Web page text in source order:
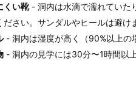
くい靴- 洞内は水滴で濡れていた
ださい。サンダルやヒールは避け
- 洞内は湿度が高く（90%以上の
- 洞内の見学には30分〜1時間以